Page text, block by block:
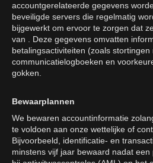
accountgerelateerde gegevens
beveiligde servers die regelmatig
bijgewerkt om ervoor te zorgen dat
van . Deze gegevens omvatten
betalingsactiviteiten (zoals stortingen
communicatielogboeken en
gokken.
Bewaarplannen
We bewaren accountinformatie
te voldoen aan onze wettelijke of
Bijvoorbeeld, identificatie- en
minstens vijf jaar bewaard nadat